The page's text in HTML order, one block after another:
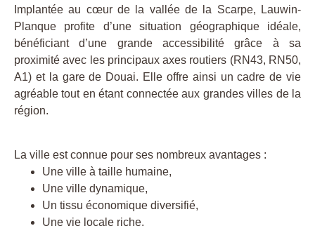
Implantée au cœur de la vallée de la Scarpe, Lauwin-
Planque profite d’une situation géographique idéale,
bénéficiant d’une grande accessibilité grâce à sa
proximité avec les principaux axes routiers (RN43, RN50,
A1) et la gare de Douai. Elle offre ainsi un cadre de vie
agréable tout en étant connectée aux grandes villes de la
région.
La ville est connue pour ses nombreux avantages :
Une ville à taille humaine,
Une ville dynamique,
Un tissu économique diversifié,
Une vie locale riche.